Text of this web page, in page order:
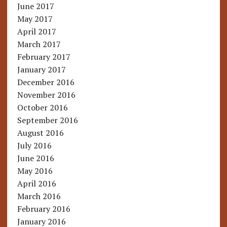
June 2017
May 2017
April 2017
March 2017
February 2017
January 2017
December 2016
November 2016
October 2016
September 2016
August 2016
July 2016
June 2016
May 2016
April 2016
March 2016
February 2016
January 2016